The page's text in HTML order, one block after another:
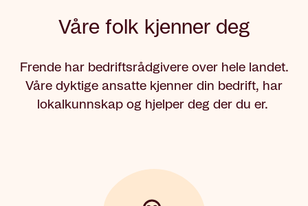
Våre folk kjenner deg
Frende har bedriftsrådgivere over hele landet.
Våre dyktige ansatte kjenner din bedrift, har
lokalkunnskap og hjelper deg der du er.